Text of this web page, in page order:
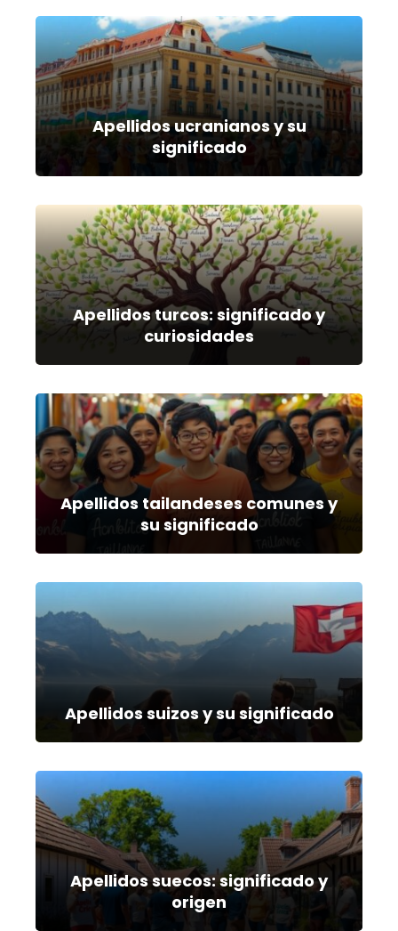
Apellidos ucranianos y su
significado
Apellidos turcos: significado y
curiosidades
Apellidos tailandeses comunes y
su significado
Apellidos suizos y su significado
Apellidos suecos: significado y
origen